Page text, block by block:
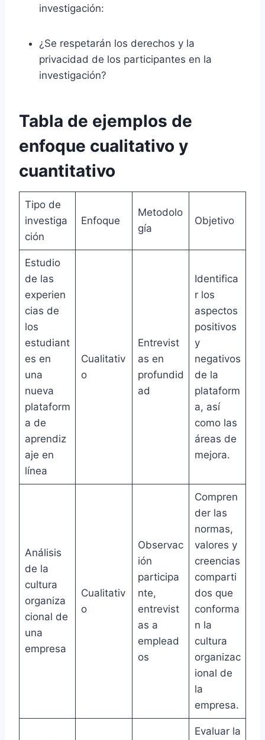
investigación:
¿Se respetarán los derechos y la
privacidad de los participantes en la
investigación?
Tabla de ejemplos de
enfoque cualitativo y
cuantitativo
Tipo de
investiga
ción
Enfoque
Metodolo
gía
Objetivo
Estudio
de las
experien
cias de
los
estudiant
es en
una
nueva
plataform
a de
aprendiz
aje en
línea
Cualitativ
o
Entrevist
as en
profundid
ad
Identifica
r los
aspectos
positivos
y
negativos
de la
plataform
a, así
como las
áreas de
mejora.
Análisis
de la
cultura
organiza
cional de
una
empresa
Cualitativ
o
Observac
ión
participa
nte,
entrevist
as a
emplead
os
Compren
der las
normas,
valores y
creencias
comparti
dos que
conforma
n la
cultura
organizac
ional de
la
empresa.
Evaluar la